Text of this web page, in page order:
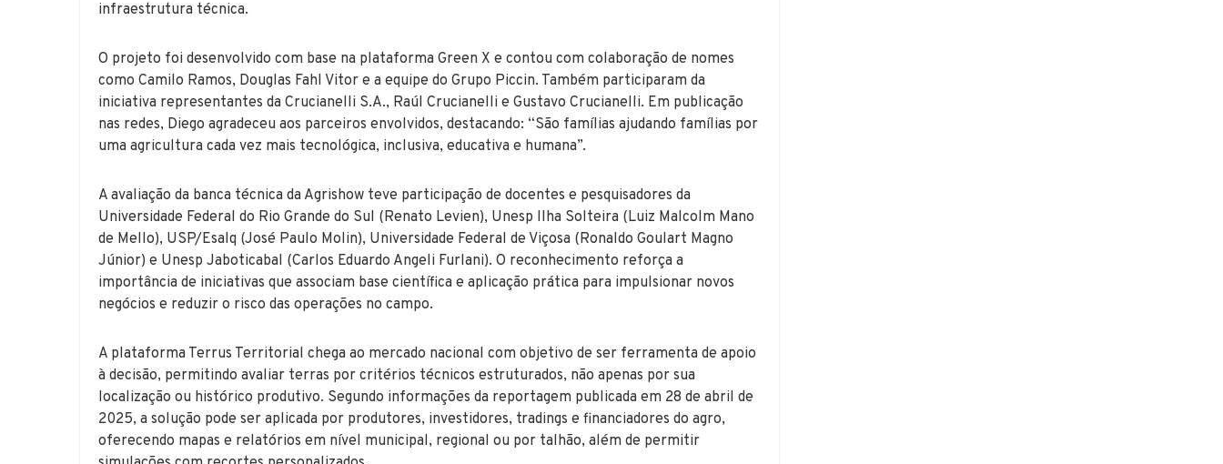
infraestrutura técnica.
O projeto foi desenvolvido com base na plataforma Green X e contou com colaboração de nomes
como Camilo Ramos, Douglas Fahl Vitor e a equipe do Grupo Piccin. Também participaram da
iniciativa representantes da Crucianelli S.A., Raúl Crucianelli e Gustavo Crucianelli. Em publicação
nas redes, Diego agradeceu aos parceiros envolvidos, destacando: “São famílias ajudando famílias por
uma agricultura cada vez mais tecnológica, inclusiva, educativa e humana”.
A avaliação da banca técnica da Agrishow teve participação de docentes e pesquisadores da
Universidade Federal do Rio Grande do Sul (Renato Levien), Unesp Ilha Solteira (Luiz Malcolm Mano
de Mello), USP/Esalq (José Paulo Molin), Universidade Federal de Viçosa (Ronaldo Goulart Magno
Júnior) e Unesp Jaboticabal (Carlos Eduardo Angeli Furlani). O reconhecimento reforça a
importância de iniciativas que associam base científica e aplicação prática para impulsionar novos
negócios e reduzir o risco das operações no campo.
A plataforma Terrus Territorial chega ao mercado nacional com objetivo de ser ferramenta de apoio
à decisão, permitindo avaliar terras por critérios técnicos estruturados, não apenas por sua
localização ou histórico produtivo. Segundo informações da reportagem publicada em 28 de abril de
2025, a solução pode ser aplicada por produtores, investidores, tradings e financiadores do agro,
oferecendo mapas e relatórios em nível municipal, regional ou por talhão, além de permitir